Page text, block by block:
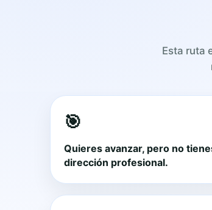
Esta ruta
🎯
Quieres avanzar, pero no
dirección profesional.